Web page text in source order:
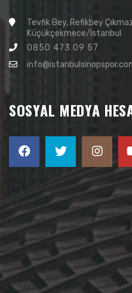
Tevfik Bey, Refikbey
Küçükçekmece/Istanbul
0850 473 09 57
SOSYAL MEDYA